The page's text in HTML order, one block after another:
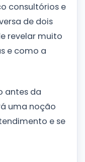
consultórios e
de dois
revelar muito
e como a
antes da
uma noção
e se